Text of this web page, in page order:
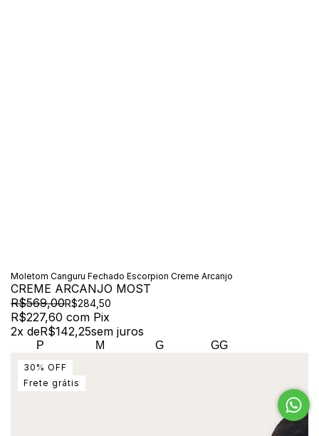
Moletom Canguru Fechado Escorpion Creme Arcanjo
CREME ARCANJO MOST
R$569,00R$284,50
R$227,60 com Pix
2x deR$142,25sem juros
P M G GG
30 % OFF
Frete grátis